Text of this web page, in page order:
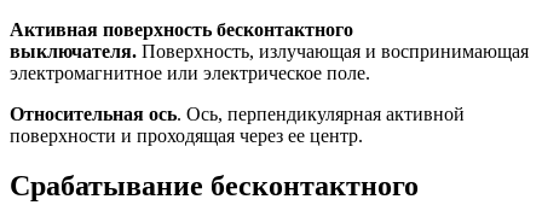
Активная поверхность бесконтактного
выключателя. Поверхность, излучающая и воспринимающая
электромагнитное или электрическое поле.
Относительная ось. Ось, перпендикулярная активной
поверхности и проходящая через ее центр.
Срабатывание бесконтактного